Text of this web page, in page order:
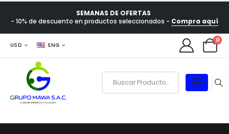
SEMANAS DE OFERTAS
- 10% de descuento en productos seleccionados - Compra aquí
USD ENG
0